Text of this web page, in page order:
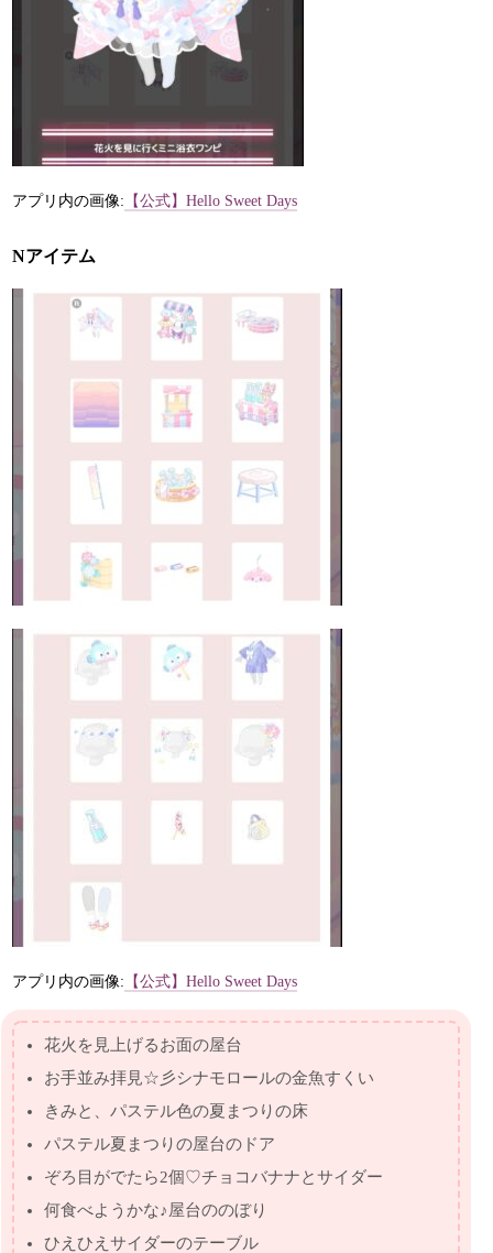
アプリ内の画像: 【公式】Hello Sweet Days
Nアイテム
アプリ内の画像: 【公式】Hello Sweet Days
花火を見上げるお面の屋台
お手並み拝見☆彡シナモロールの金魚すくい
きみと、パステル色の夏まつりの床
パステル夏まつりの屋台のドア
ぞろ目がでたら2個♡チョコバナナとサイダー
何食べようかな♪屋台ののぼり
ひえひえサイダーのテーブル